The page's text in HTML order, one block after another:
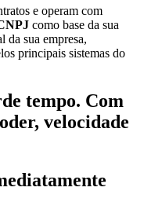
e operam com
como base da sua
da sua empresa,
principais sistemas do
tempo. Com
velocidade